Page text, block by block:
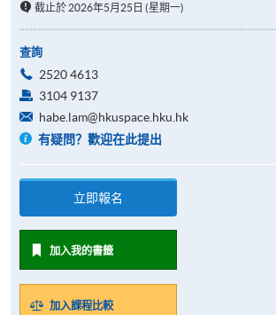
截止於 2026年5月25日 (星期一)
查詢
2520 4613
3104 9137
habe.lam@hkuspace.hku.hk
有疑問？歡迎在此提出
立即報名
加入我的書籤
加入課程比較